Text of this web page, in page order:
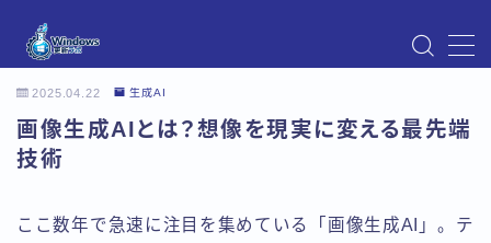
Instagram
Windows Updateの不具合・エラー対処法まとめ
【Windows11対応】
お問い合わせ
2025.04.22 生成AI
画像生成AIとは？想像を現実に変える最先端
技術
ここ数年で急速に注目を集めている「画像生成AI」。テ